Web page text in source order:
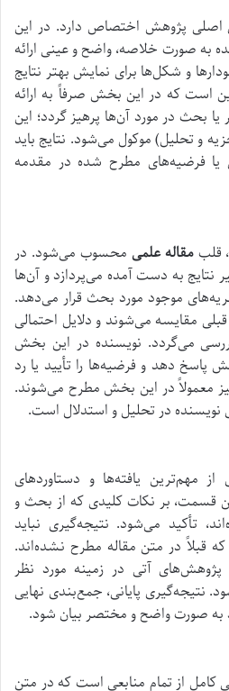
اصلی پژوهش اختصاص دارد. در این
به صورت خلاصه، واضح و عینی ارائه
و شکل‌ها برای نمایش بهتر نتایج
است که در این بخش صرفاً به ارائه
یا بحث در مورد آن‌ها پرهیز گردد؛ این
و تحلیل) موکول می‌شود. نتایج باید
یا فرضیه‌های مطرح شده در مقدمه
قلبمقاله علمی محسوب می‌شود. در
نتایج به دست آمده می‌پردازد و آن‌ها
موجود مورد بحث قرار می‌دهد.
مقایسه می‌شوند و دلایل احتمالی
می‌گردد. نویسنده در این بخش
دهد و فرضیه‌ها را تأیید یا رد
معمولاً در این بخش مطرح می‌شوند.
نویسنده در تحلیل و استدلال است.
مهم‌ترین یافته‌ها و دستاوردهای
قسمت، بر نکات کلیدی که از بحث و
تأکید می‌شود. نتیجه‌گیری نباید
قبلاً در متن مقاله مطرح نشده‌اند.
پژوهش‌های آتی در زمینه مورد نظر
نتیجه‌گیری پایانی، جمع‌بندی نهایی
صورت واضح و مختصر بیان شود.
کامل از تمام منابعی است که در متن